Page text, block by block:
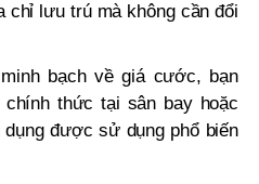
chỉ lưu trú mà không cần đổi
bạch về giá cước, bạn
thức tại sân bay hoặc
được sử dụng phổ biến